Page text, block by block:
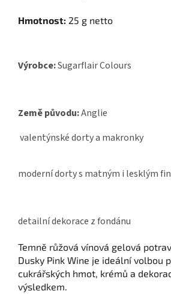
Hmotnost: 25 g netto
Výrobce:Sugarflair Colours
Země původu:Anglie
valentýnské dorty a makronky
moderní dorty s matným i lesklým
detailní dekorace z fondánu
Temně růžová vínová gelová
Dusky Pink Wine je ideální volbou
cukrářských hmot, krémů a
výsledkem.